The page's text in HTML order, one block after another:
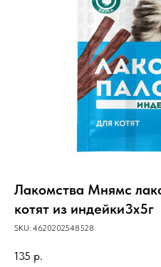
Лакомства Мнямс
котят из индейки3х5г
SKU: 4620202548528
135 р.